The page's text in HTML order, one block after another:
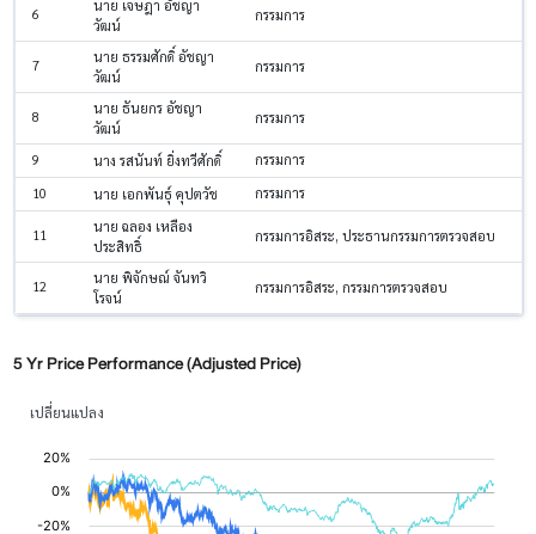
6
นาย เจษฎา อัชญา
วัฒน์
กรรมการ
7
นาย ธรรมศักดิ์ อัชญา
วัฒน์
กรรมการ
8
นาย ธันยกร อัชญา
วัฒน์
กรรมการ
9 นาง รสนันท์ ยิ่งทวีศักดิ์
กรรมการ
10
นาย เอกพันธุ์ คุปตวัช กรรมการ
11
นาย ฉลอง เหลือง
ประสิทธิ์
กรรมการอิสระ, ประธานกรรมการตรวจสอบ
12
นาย พิจักษณ์ จันทวิ
โรจน์
กรรมการอิสระ, กรรมการตรวจสอบ
5 Yr Price Performance (Adjusted Price)
เปลี่ยนแปลง